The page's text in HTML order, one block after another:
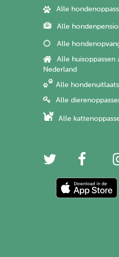
Alle
Alle
Alle
Alle huisoppassen
Nederland
Alle
Alle
Alle